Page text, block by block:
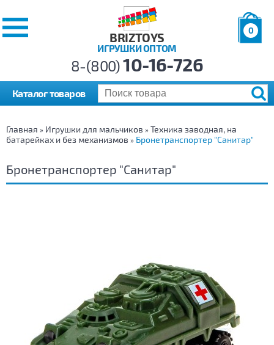
BRIZTOYS
ИГРУШКИ ОПТОМ
0
р.
8-(800)10-16-726
Каталог товаров
Главная » Игрушки для мальчиков » Техника заводная, на
батарейках и без механизмов » Бронетранспортер "Санитар"
Бронетранспортер "Санитар"